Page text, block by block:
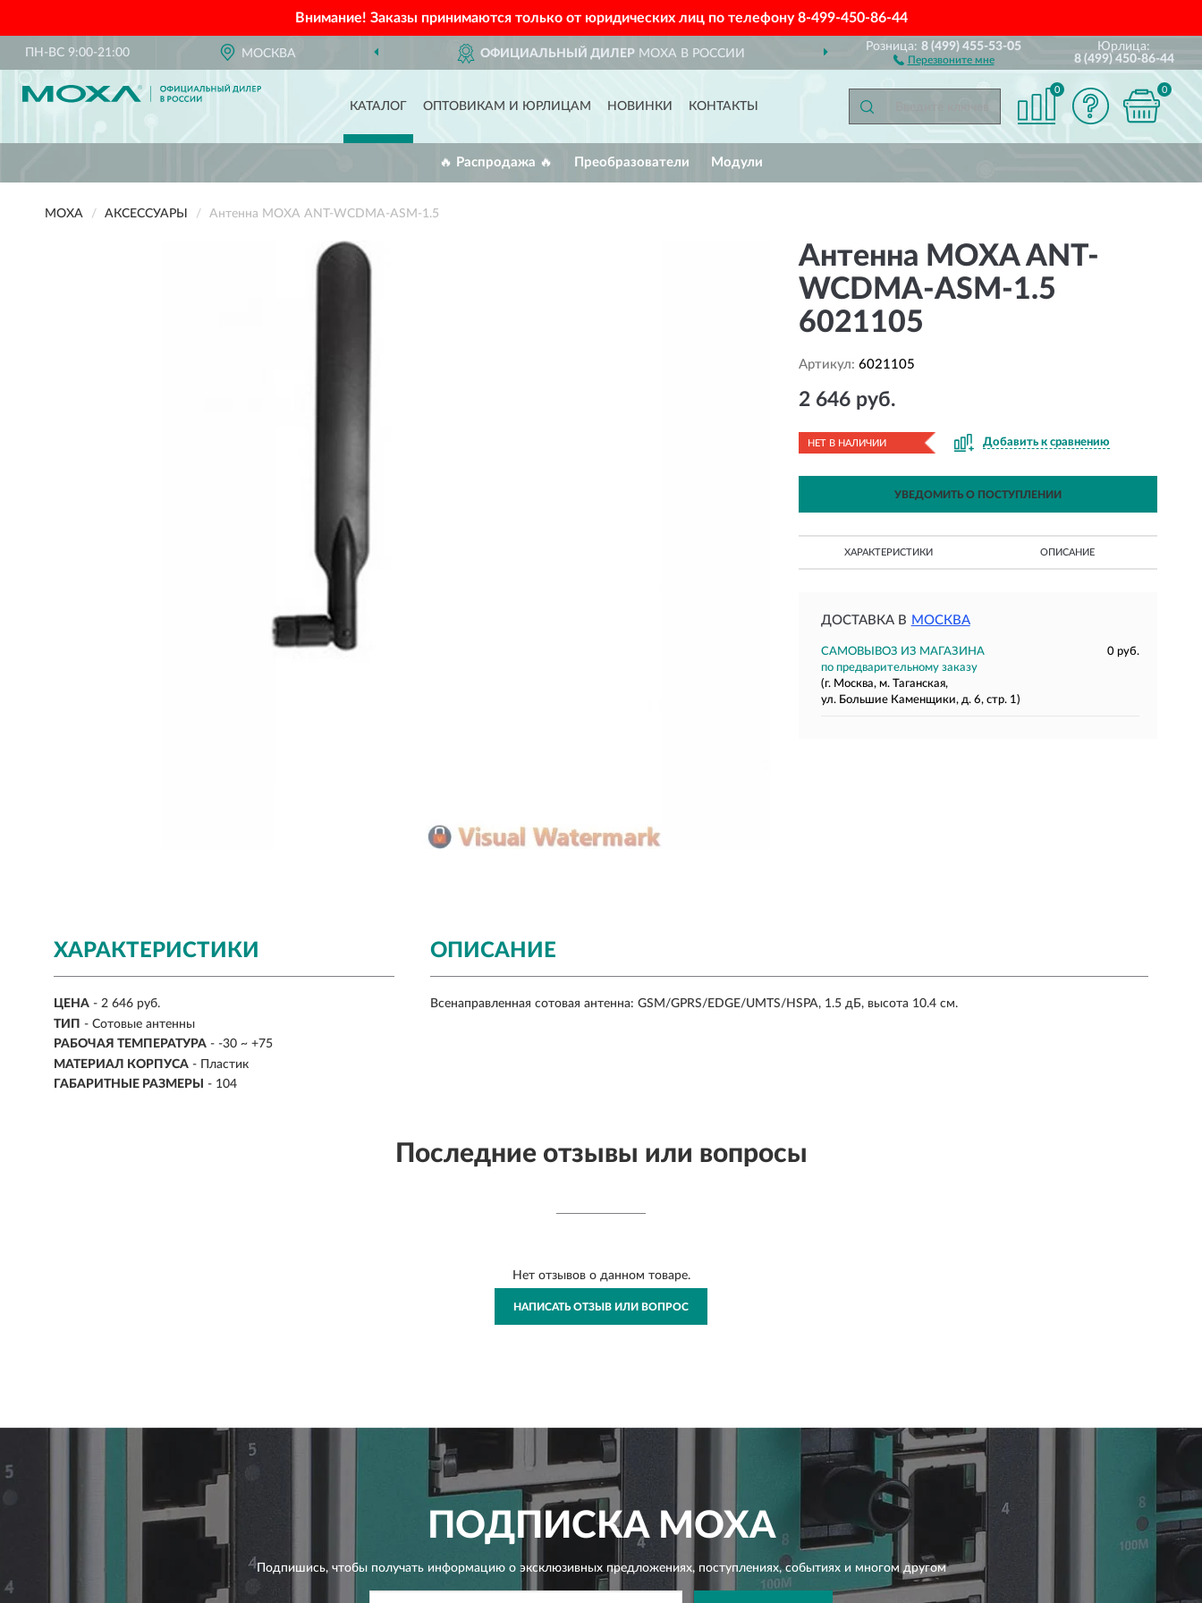
Внимание! Заказы принимаются только от юридических лиц по телефону8-499-450-86-44
ПН-ВС 9:00-21:00 МОСКВА ОФИЦИАЛЬНЫЙ ДИЛЕРMOXA В РОССИИ ДОСТАВИМПО ВСЕЙ РОССИИ
Розница:8 (499) 455-53-05
Перезвоните мне
Юрлица:
8 (499) 450-86-44
КАТАЛОГ ОПТОВИКАМ И ЮРЛИЦАМ НОВИНКИ КОНТАКТЫ
0 0
🔥 Распродажа 🔥 Преобразователи Модули
MOXA АКСЕССУАРЫ Антенна MOXA ANT-WCDMA-ASM-1.5
Антенна MOXA ANT-
WCDMA-ASM-1.5
6021105
Артикул: 6021105
2 646 руб.
НЕТ В НАЛИЧИИ Добавить к сравнению
УВЕДОМИТЬ О ПОСТУПЛЕНИИ
ХАРАКТЕРИСТИКИ ОПИСАНИЕ
ДОСТАВКА В МОСКВА
САМОВЫВОЗ ИЗ МАГАЗИНА
0 руб.
по предварительному заказу
(г. Москва, м. Таганская,
ул. Большие Каменщики, д. 6, стр. 1)
ХАРАКТЕРИСТИКИ
ЦЕНА - 2 646 руб.
ТИП - Сотовые антенны
РАБОЧАЯ ТЕМПЕРАТУРА - -30 ~ +75
МАТЕРИАЛ КОРПУСА - Пластик
ГАБАРИТНЫЕ РАЗМЕРЫ
- 104
ОПИСАНИЕ
Всенаправленная сотовая антенна: GSM/GPRS/EDGE/UMTS/HSPA, 1.5 дБ, высота 10.4 см.
Последние отзывы или вопросы
Нет отзывов о данном товаре.
НАПИСАТЬ ОТЗЫВ ИЛИ ВОПРОС
ПОДПИСКАMOXA
Подпишись, чтобы получать информацию о эксклюзивных предложениях,поступлениях, событиях и многом другом